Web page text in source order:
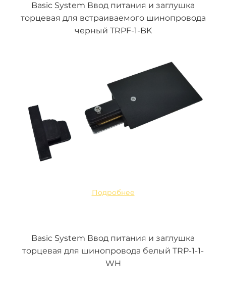
Basic System Ввод питания и заглушка
торцевая для встраиваемого шинопровода
черный TRPF-1-BK
Подробнее
Basic System Ввод питания и заглушка
торцевая для шинопровода белый TRP-1-1-
WH